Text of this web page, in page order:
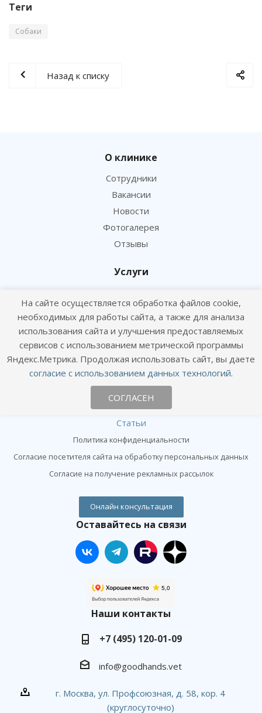
Теги
Собаки
Назад к списку
О клинике
Сотрудники
Вакансии
Новости
Фотогалерея
Отзывы
Услуги
Вакцинация и профилактика
Чипирование и сертификация
Лаборатория и анализы
Хирургия и ортопедия
Информация
Цены
Статьи
Политика конфиденциальности
Согласие посетителя сайта на обработку персональных данных
Согласие на получение рекламных рассылок
Онлайн консультация
Оставайтесь на связи
Наши контакты
+7 (495) 120-01-09
info@goodhands.vet
г. Москва, ул. Профсоюзная, д. 58, кор. 4
(круглосуточно)
На сайте осуществляется обработка файлов cookie,
необходимых для работы сайта, а также для анализа
использования сайта и улучшения предоставляемых
сервисов с использованием метрической программы
Яндекс.Метрика. Продолжая использовать сайт, вы даете
согласие с использованием данных технологий.
СОГЛАСЕН